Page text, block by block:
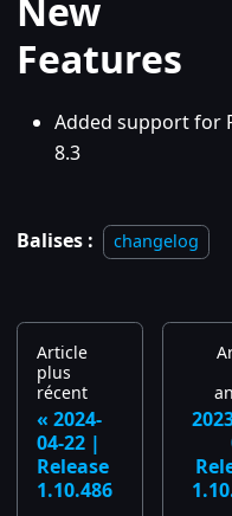
New
Features
Added support for
8.3
Balises : changelog
Article
plus
récent
2024-
04-22 |
Release
1.10.486